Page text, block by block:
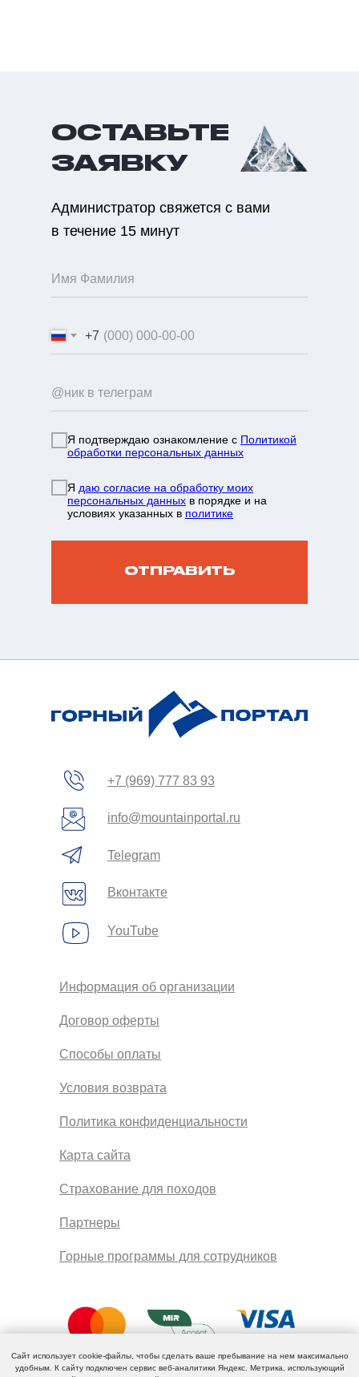
ОСТАВЬТЕ
ЗАЯВКУ
Администратор свяжется с вами
в течение 15 минут
+7
Я подтверждаю ознакомление с Политикой
обработки персональных данных
Я даю согласие на обработку моих
персональных данных в порядке и на
условиях указанных в политике
ОТПРАВИТЬ
info@mountainportal.ru
Политика конфиденциальности
Договор оферты
Способы оплаты
Условия возврата
Информация об организации
+7 931 244 38 87
info@mountainportal.ru
+7 (969) 777 83 93
Telegram
Вконтакте
YouTube
Карта сайта
Партнеры
Страхование для походов
Горные программы для сотрудников
Сайт использует cookie-файлы, чтобы сделать ваше пребывание на нем максимально
удобным. К cайту подключен сервис веб-аналитики Яндекс. Метрика, использующий